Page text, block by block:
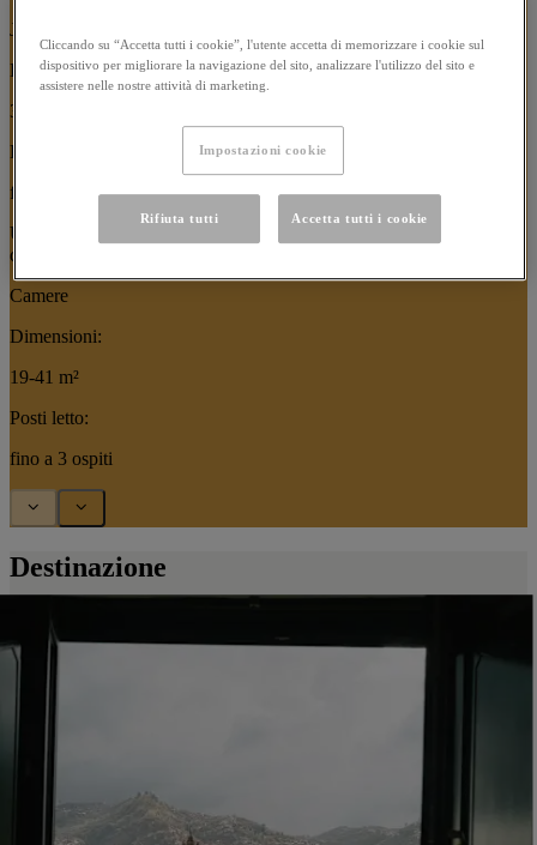
Junior Suite
Dimensioni:
31-47 m²
Posti letto:
fino a 3 ospiti
Utilizzate i tasti freccia o gli indicatori per navigare tra le immagini
di questo carosello
Camere
Dimensioni:
19-41 m²
Posti letto:
fino a 3 ospiti
Destinazione
Cliccando su “Accetta tutti i cookie”, l'utente accetta di memorizzare i cookie sul
dispositivo per migliorare la navigazione del sito, analizzare l'utilizzo del sito e
assistere nelle nostre attività di marketing.
Impostazioni cookie
Rifiuta tutti Accetta tutti i cookie